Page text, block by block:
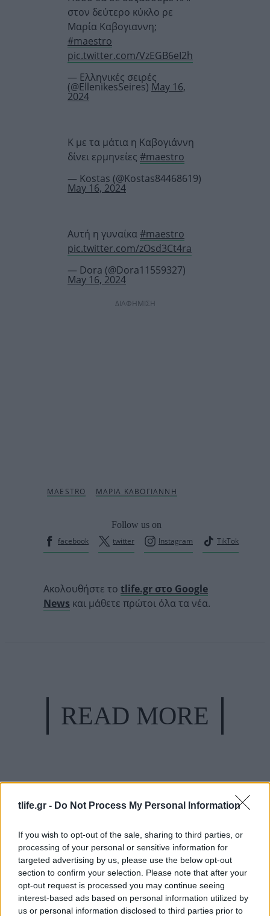
tlife.gr - Do Not Process My Personal Information
If you wish to opt-out of the sale, sharing to third parties, or
processing of your personal or sensitive information for
targeted advertising by us, please use the below opt-out
section to confirm your selection. Please note that after your
opt-out request is processed you may continue seeing
interest-based ads based on personal information utilized by
us or personal information disclosed to third parties prior to
στον δεύτερο κύκλο ρε
Μαρία Καβογιαννη;
#maestro
pic.twitter.com/VzEGB6eI2h
— Ελληνικές σειρές
(@EllenikesSeires) May 16,
2024
Κ με τα μάτια η Καβογιάννη
δίνει ερμηνείες #maestro
— Kostas (@Kostas84468619)
May 16, 2024
Αυτή η γυναίκα#maestro
pic.twitter.com/zOsd3Ct4ra
— Dora (@Dora11559327)
May 16, 2024
ΔΙΑΦΗΜΙΣΗ
Follow us on
facebook
twitter Instagram TikTok
Ακολουθήστε το tlife.gr στο Google
News και μάθετε πρώτοι όλα τα νέα.
READ MORE